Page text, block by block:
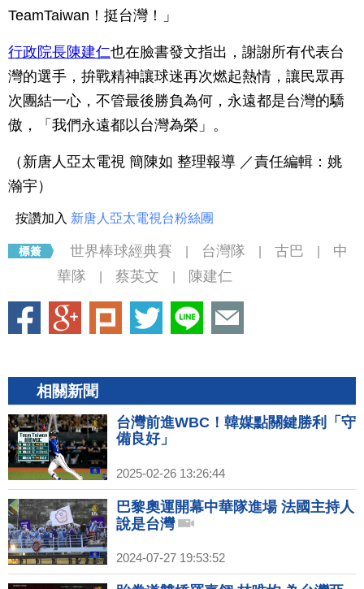
TeamTaiwan！挺台灣！」
行政院長陳建仁也在臉書發文指出，謝謝所有代表台
灣的選手，拚戰精神讓球迷再次燃起熱情，讓民眾再
次團結一心，不管最後勝負為何，永遠都是台灣的驕
傲，「我們永遠都以台灣為榮」。
（新唐人亞太電視 簡陳如 整理報導 ／責任編輯：姚
瀚宇）
按讚加入 新唐人亞太電視台粉絲團
世界棒球經典賽 台灣隊 古巴
中
華隊
蔡英文 陳建仁
相關新聞
台灣前進WBC！韓媒點關鍵勝利「守
備良好」
2025-02-26 13:26:44
巴黎奧運開幕中華隊進場 法國主持人
說是台灣
2024-07-27 19:53:52